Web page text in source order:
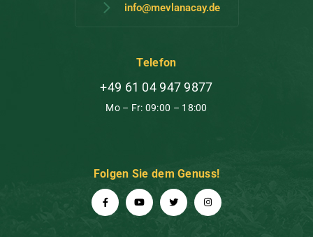
info@mevlanacay.de
Telefon
+49 61 04 947 9877
Mo – Fr: 09:00 – 18:00
Folgen Sie dem Genuss!